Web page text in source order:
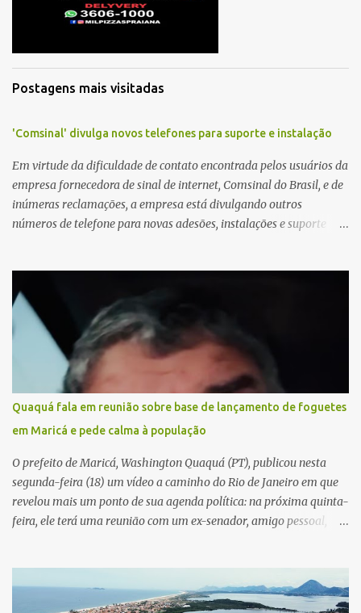
Postagens mais visitadas
'Comsinal' divulga novos telefones para suporte e instalação
Em virtude da dificuldade de contato encontrada pelos usuários da
empresa fornecedora de sinal de internet, Comsinal do Brasil, e de
inúmeras reclamações, a empresa está divulgando outros
números de telefone para novas adesões, instalações e suporte
Quaquá fala em reunião sobre base de lançamento de foguetes
em Maricá e pede calma à população
O prefeito de Maricá, Washington Quaquá (PT), publicou nesta
segunda-feira (18) um vídeo a caminho do Rio de Janeiro em que
revelou mais um ponto de sua agenda política: na próxima quinta-
feira, ele terá uma reunião com um ex-senador, amigo pessoal,
atenção pela ousadia do projeto, que colocaria Maricá em um
novo patamar de visibilidade tecnológica e estratégica. Segundo